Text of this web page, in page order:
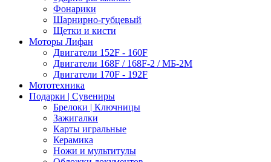
Фонарики
Шарнирно-губцевый
Щетки и кисти
Моторы Лифан
Двигатели 152F - 160F
Двигатели 168F / 168F-2 / МБ-2М
Двигатели 170F - 192F
Мототехника
Подарки | Сувениры
Брелоки | Ключницы
Зажигалки
Карты игральные
Керамика
Ножи и мультитулы